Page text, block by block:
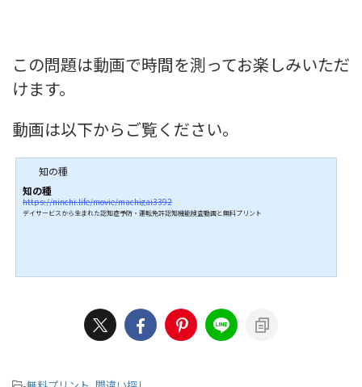
この問題は動画で時間を測ってお楽しみいただ
けます。
動画は以下からご覧ください。
知の種
知の種
https://ninchi.life/movie/machigai3392
デイサービスから生まれた認知症予防・運転免許認知機能検査動画と無料プリント